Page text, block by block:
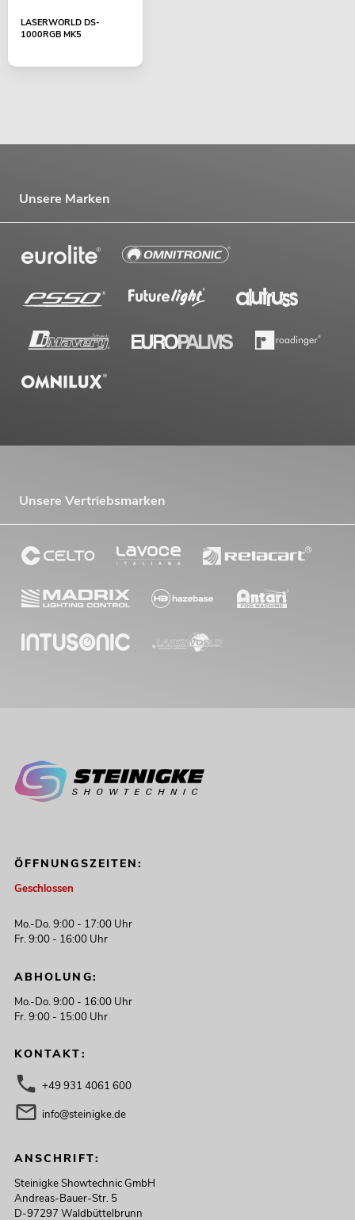
LASERWORLD DS-
1000RGB MK5
Unsere Marken
Unsere Vertriebsmarken
ÖFFNUNGSZEITEN:
Geschlossen
Mo.-Do. 9:00 - 17:00 Uhr
Fr. 9:00 - 16:00 Uhr
ABHOLUNG:
Mo.-Do. 9:00 - 16:00 Uhr
Fr. 9:00 - 15:00 Uhr
KONTAKT:
+49 931 4061 600
info@steinigke.de
ANSCHRIFT:
Steinigke Showtechnic GmbH
Andreas-Bauer-Str. 5
D-97297 Waldbüttelbrunn